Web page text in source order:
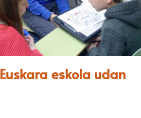
Euskara eskola udan